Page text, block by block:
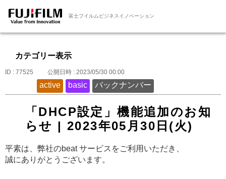
富士フイルムビジネスイノベーション
カテゴリー表示
ID : 77525 公開日時 : 2023/05/30 00:00
active basic バックナンバー
「DHCP設定」機能追加のお知
らせ | 2023年05月30日(火)
平素は、弊社のbeat サービスをご利用いただき、
誠にありがとうございます。